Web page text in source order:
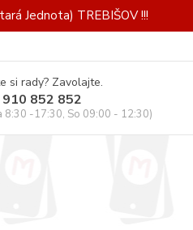
Jednota) TREBIŠOV !!!
si rady? Zavolajte.
852 852
8:30 -17:30, So 09:00 - 12:30)